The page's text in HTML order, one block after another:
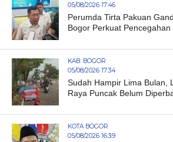
05/08/2026 17:46
Perumda Tirta Pakuan
Bogor Perkuat Pencegahan
KAB. BOGOR
05/08/2026 17:34
Sudah Hampir Lima Bulan,
Raya Puncak Belum
KOTA BOGOR
05/08/2026 16:39